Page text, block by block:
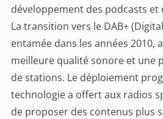
développement des podcasts et
La transition vers le DAB+
entamée dans les années 2010,
meilleure qualité sonore et une
de stations. Le déploiement
technologie a offert aux radios
de proposer des contenus plus